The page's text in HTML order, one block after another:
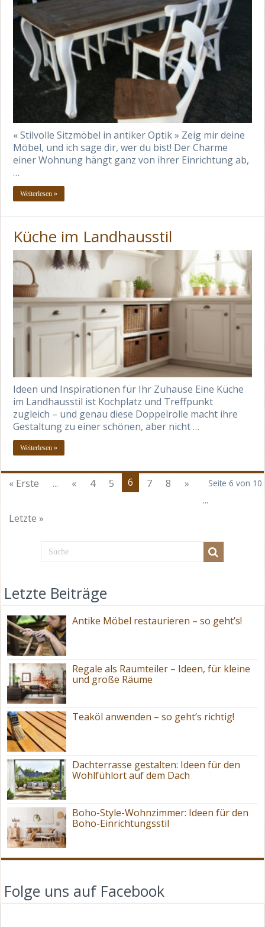
« Stilvolle Sitzmöbel in antiker Optik » Zeig mir deine
Möbel, und ich sage dir, wer du bist! Der Charme
einer Wohnung hängt ganz von ihrer Einrichtung ab,
…
Weiterlesen »
Küche im Landhausstil
Ideen und Inspirationen für Ihr Zuhause Eine Küche
im Landhausstil ist Kochplatz und Treffpunkt
zugleich – und genau diese Doppelrolle macht ihre
Gestaltung zu einer schönen, aber nicht …
Weiterlesen »
Seite 6 von 10
« Erste ... « 4 5 6 7 8
»
...
Letzte »
Letzte Beiträge
Antike Möbel restaurieren – so geht’s!
Regale als Raumteiler – Ideen, für kleine
und große Räume
Teaköl anwenden – so geht’s richtig!
Dachterrasse gestalten: Ideen für den
Wohlfühlort auf dem Dach
Boho-Style-Wohnzimmer: Ideen für den
Boho-Einrichtungsstil
Folge uns auf Facebook